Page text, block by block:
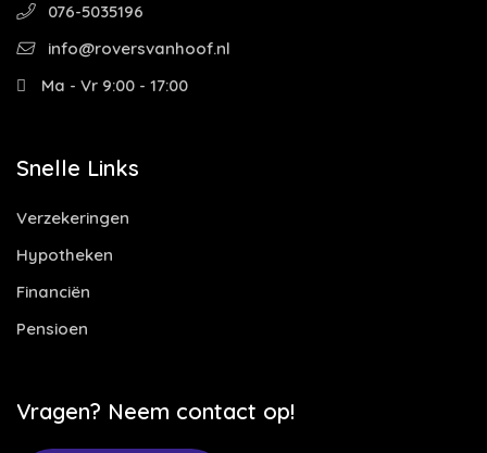
076-5035196
info@roversvanhoof.nl
Ma - Vr 9:00 - 17:00
Snelle Links
Verzekeringen
Hypotheken
Financiën
Pensioen
Vragen? Neem contact op!